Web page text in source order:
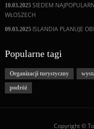
10.03.2025 SIEDEM
WŁOSZECH
09.03.2025 ISLANDIA PLANUJE
Popularne tagi
Organizacji turystyczny
podróż
Copyright ©